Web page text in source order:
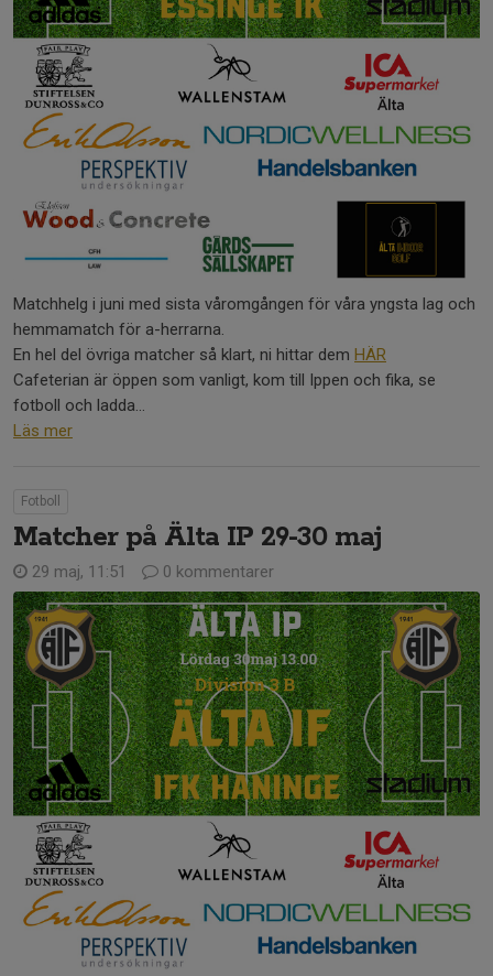
Matchhelg i juni med sista våromgången för våra yngsta lag och
hemmamatch för a-herrarna.
En hel del övriga matcher så klart, ni hittar dem HÄR
Cafeterian är öppen som vanligt, kom till Ippen och fika, se
fotboll och ladda...
Läs mer
Fotboll
Matcher på Älta IP 29-30 maj
29 maj, 11:51 0 kommentarer